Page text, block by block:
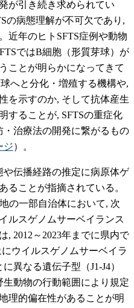
が引き続き求められてい
の病態理解が不可欠であり,
近年のヒトSFTS症例や動物
ではB細胞（形質芽球）が
ことが明らかになってきて
へと分化・増殖する機構や,
を示すのか, そして抗体産生
することが, SFTSの重症化
治療法の開発に繋がるもの
ジ）。
伝播経路の推定に病原体ゲ
ることが指摘されている。
の一部自治体において, 次
ルスゲノムサーベイランス
, 2012～2023年までに県内で
ウイルスゲノムサーベイラ
異なる遺伝子型（J1-J4）
動物の行動範囲により規定
理的偏在性があることが明